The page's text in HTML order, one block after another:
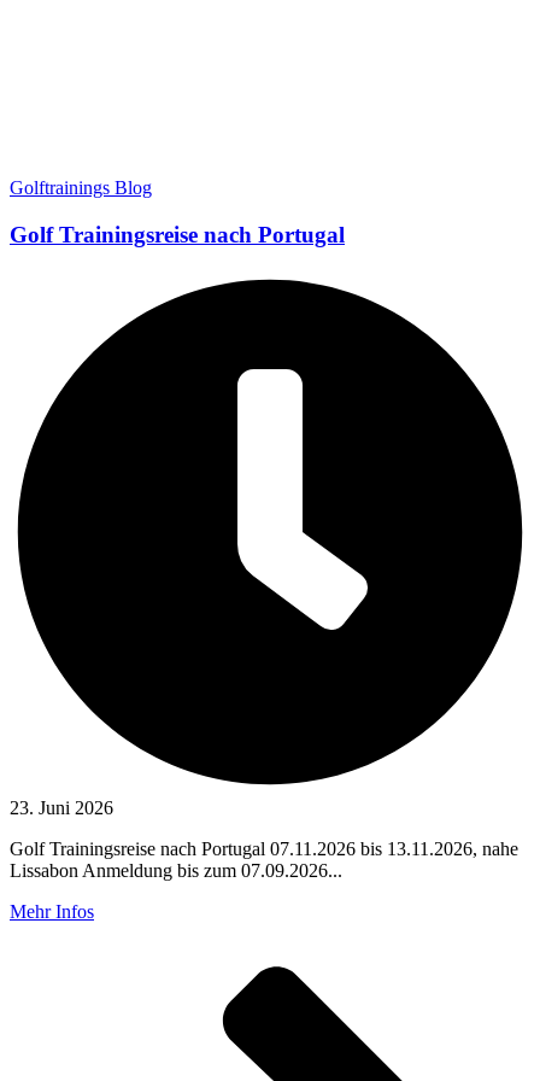
Golftrainings Blog
Golf Trainingsreise nach Portugal
23. Juni 2026
Golf Trainingsreise nach Portugal 07.11.2026 bis 13.11.2026, nahe
Lissabon Anmeldung bis zum 07.09.2026...
Mehr Infos